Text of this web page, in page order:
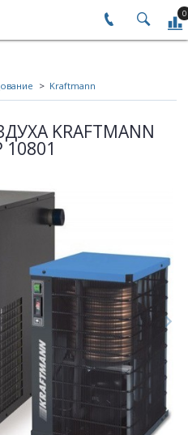
0
Kraftmann
KRAFTMANN
10801